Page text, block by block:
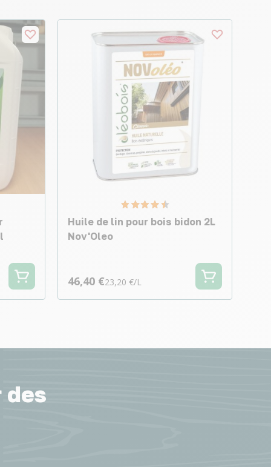
Huile de lin pour bois bidon 2L
Nov'Oleo
46,40 €23,20 €/L
des